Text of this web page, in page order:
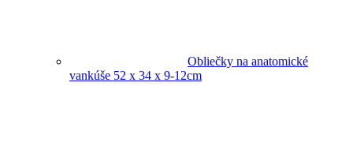
Obliečky na anatomické
vankúše 52 x 34 x 9-12cm